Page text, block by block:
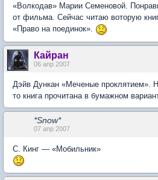
«Волкодав» Марии Семеновой.
от фильма. Сейчас читаю воторую
«Право на поединок».
Кайран
06 апр 2007
Дэйв Дункан «Меченые проклятием».
то книга прочитана в бумажном
*Snow*
07 апр 2007
С. Кинг — «Мобильник»